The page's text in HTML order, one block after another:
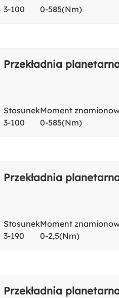
3-100
0-585(Nm)
Przekładnia
Stosunek
3-100
Moment
0-585(Nm)
Przekładnia
Stosunek
3-190
Moment
0-2,5(Nm)
Przekładnia